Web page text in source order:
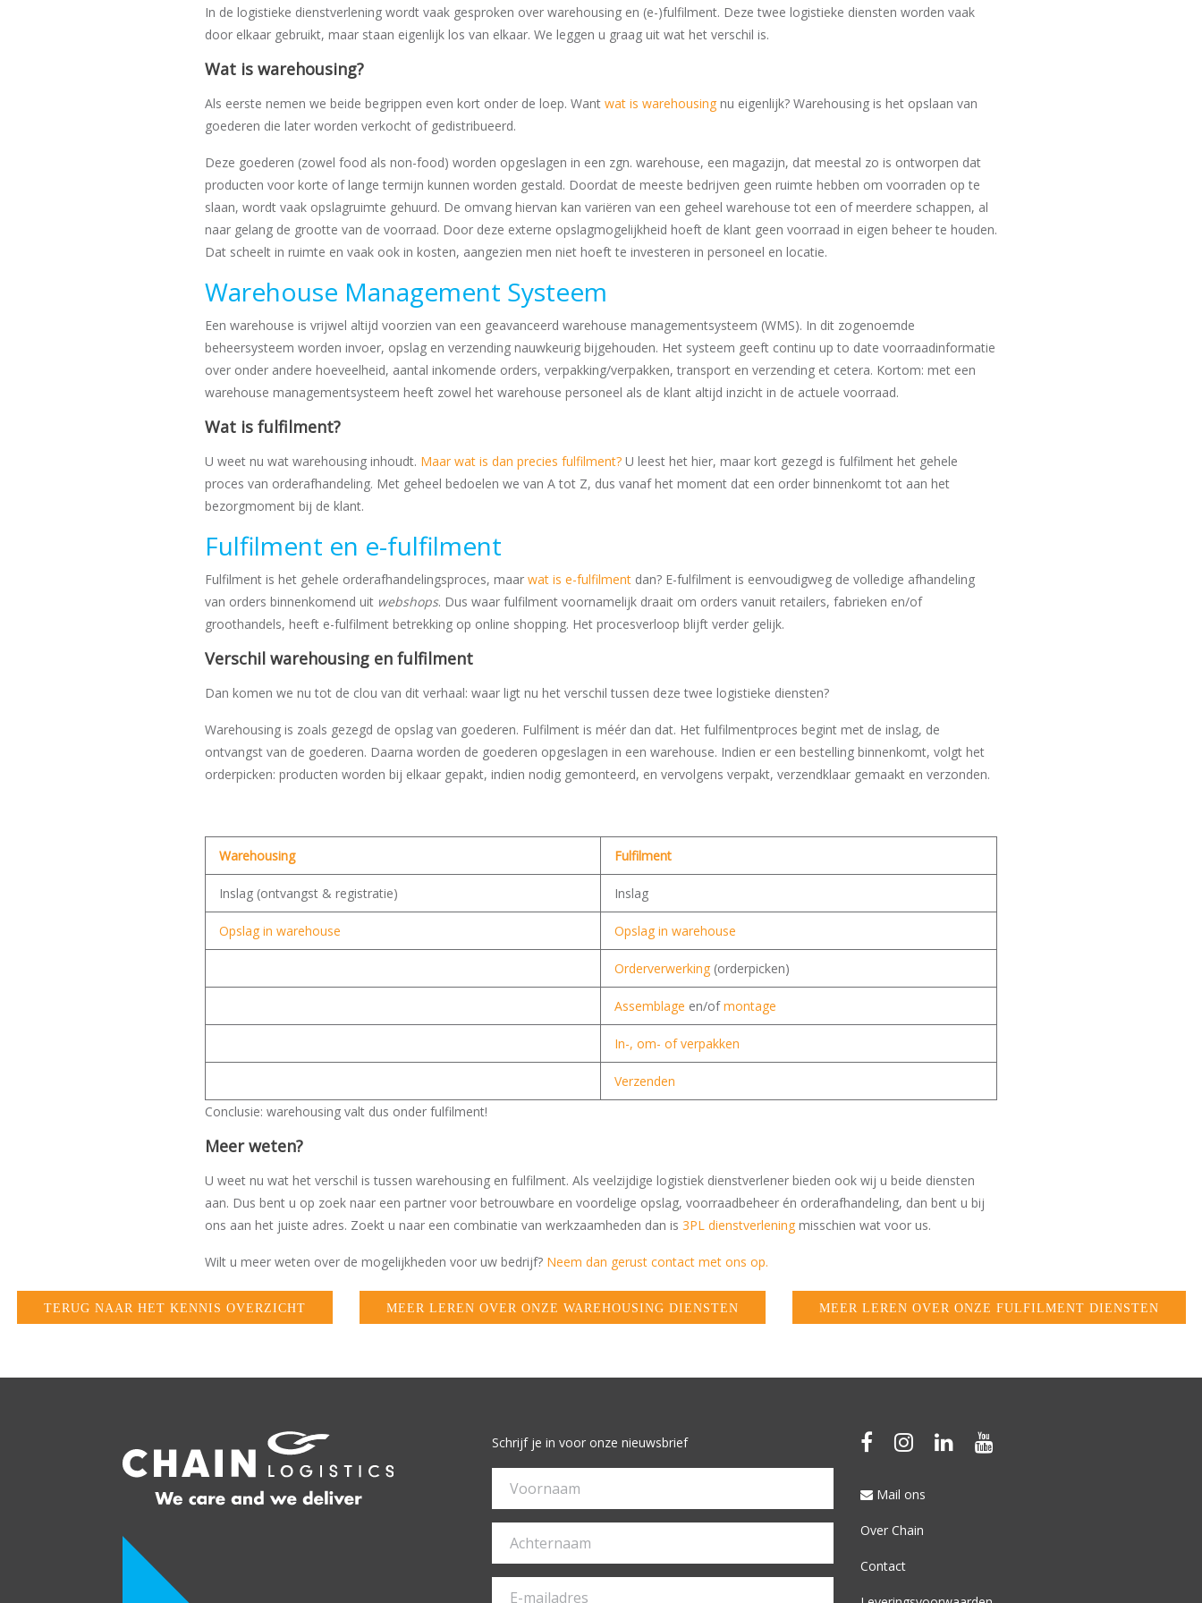
In de logistieke dienstverlening wordt vaak gesproken over warehousing en (e-)fulfilment. Deze twee logistieke diensten worden vaak
door elkaar gebruikt, maar staan eigenlijk los van elkaar. We leggen u graag uit wat het verschil is.
Wat is warehousing?
Als eerste nemen we beide begrippen even kort onder de loep. Want wat is warehousingnu eigenlijk? Warehousing is het opslaan van
goederen die later worden verkocht of gedistribueerd.
Deze goederen (zowel food als non-food) worden opgeslagen in een zgn. warehouse, een magazijn, dat meestal zo is ontworpen dat
producten voor korte of lange termijn kunnen worden gestald. Doordat de meeste bedrijven geen ruimte hebben om voorraden op te
slaan, wordt vaak opslagruimte gehuurd. De omvang hiervan kan variëren van een geheel warehouse tot een of meerdere schappen, al
naar gelang de grootte van de voorraad. Door deze externe opslagmogelijkheid hoeft de klant geen voorraad in eigen beheer te houden.
Dat scheelt in ruimte en vaak ook in kosten, aangezien men niet hoeft te investeren in personeel en locatie.
Warehouse Management Systeem
Een warehouse is vrijwel altijd voorzien van een geavanceerd warehouse managementsysteem (WMS). In dit zogenoemde
beheersysteem worden invoer, opslag en verzending nauwkeurig bijgehouden. Het systeem geeft continu up to date voorraadinformatie
over onder andere hoeveelheid, aantal inkomende orders, verpakking/verpakken, transport en verzending et cetera. Kortom: met een
warehouse managementsysteem heeft zowel het warehouse personeel als de klant altijd inzicht in de actuele voorraad.
Wat is fulfilment?
U weet nu wat warehousing inhoudt. Maar wat is dan precies fulfilment?U leest het hier, maar kort gezegd is fulfilment het gehele
proces van orderafhandeling. Met geheel bedoelen we van A tot Z, dus vanaf het moment dat een order binnenkomt tot aan het
bezorgmoment bij de klant.
Fulfilment en e-fulfilment
Fulfilment is het gehele orderafhandelingsproces, maar wat is e-fulfilmentdan? E-fulfilment is eenvoudigweg de volledige afhandeling
van orders binnenkomend uit webshops. Dus waar fulfilment voornamelijk draait om orders vanuit retailers, fabrieken en/of
groothandels, heeft e-fulfilment betrekking op online shopping. Het procesverloop blijft verder gelijk.
Verschil warehousing en fulfilment
Dan komen we nu tot de clou van dit verhaal: waar ligt nu het verschil tussen deze twee logistieke diensten?
Warehousing is zoals gezegd de opslag van goederen. Fulfilment is méér dan dat. Het fulfilmentproces begint met de inslag, de
ontvangst van de goederen. Daarna worden de goederen opgeslagen in een warehouse. Indien er een bestelling binnenkomt, volgt het
orderpicken: producten worden bij elkaar gepakt, indien nodig gemonteerd, en vervolgens verpakt, verzendklaar gemaakt en verzonden.
Warehousing Fulfilment
Inslag (ontvangst & registratie) Inslag
Opslag in warehouse Opslag in warehouse
Orderverwerking(orderpicken)
Assemblage en/ofmontage
In-, om- of verpakken
Verzenden
Conclusie: warehousing valt dus onder fulfilment!
Meer weten?
U weet nu wat het verschil is tussen warehousing en fulfilment. Als veelzijdige logistiek dienstverlener bieden ook wij u beide diensten
aan. Dus bent u op zoek naar een partner voor betrouwbare en voordelige opslag, voorraadbeheer én orderafhandeling, dan bent u bij
ons aan het juiste adres. Zoekt u naar een combinatie van werkzaamheden dan is 3PL dienstverleningmisschien wat voor us.
Wilt u meer weten over de mogelijkheden voor uw bedrijf? Neem dan gerust contact met ons op.
TERUG NAAR HET KENNIS OVERZICHT MEER LEREN OVER ONZE WAREHOUSING DIENSTEN MEER LEREN OVER ONZE FULFILMENT DIENSTEN
Schrijf je in voor onze nieuwsbrief
Mail ons
Over Chain
Contact